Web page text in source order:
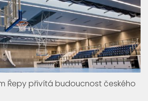
Řepy přivítá budoucnost českého